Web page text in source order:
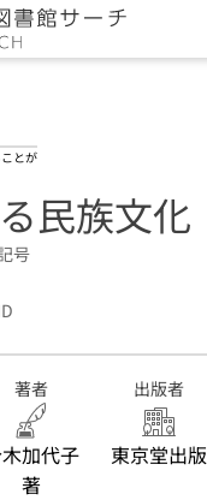
とが
民族文化
号
著者
加代子
著
出版者
東京堂出版